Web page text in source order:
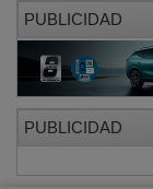
PUBLICIDAD
PUBLICIDAD